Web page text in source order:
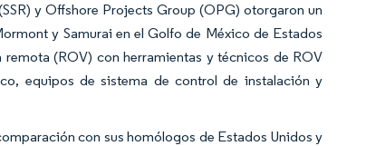
y Offshore Projects Group (OPG) otorgaron un
y Samurai en el Golfo de México de Estados
(ROV) con herramientas y técnicos de ROV
equipos de sistema de control de instalación y
con sus homólogos de Estados Unidos y